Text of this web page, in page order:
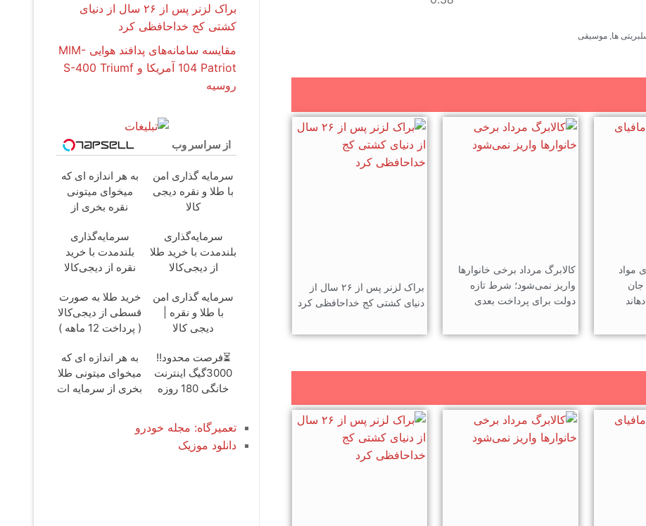
ها, موسیقی
مواد
جان
کالابرگ مرداد برخی خانوارها
واریز نمی‌شود؛ شرط تازه
دولت برای پرداخت بعدی
براک لزنر پس از ۲۶ سال از
دنیای کشتی کج خداحافظی کرد
براک لزنر پس از ۲۶ سال از دنیای
کشتی کج خداحافظی کرد
مقایسه سامانه‌های پدافند هوایی MIM-
104 Patriot آمریکا و S-400 Triumf
روسیه
از سراسر وب
سرمایه گذاری امن
با طلا و نقره دیجی
کالا
به هر اندازه ای که
میخوای میتونی
نقره بخری از
محافظت کنی
سرمایه‌گذاری
بلندمدت با خرید طلا
از دیجی‌کالا
سرمایه‌گذاری
بلندمدت با خرید
نقره از دیجی‌کالا
سرمایه گذاری امن
با طلا و نقره |
دیجی کالا
خرید طلا به صورت
قسطی از دیجی‌کالا
( پرداخت 12 ماهه )
⏳فرصت محدود!!
3000گیگ اینترنت
خانگی 180 روزه
هزارتومان!!
به هر اندازه ای که
میخوای میتونی طلا
بخری از سرمایه ات
تعمیرگاه: مجله خودرو
دانلود موزیک